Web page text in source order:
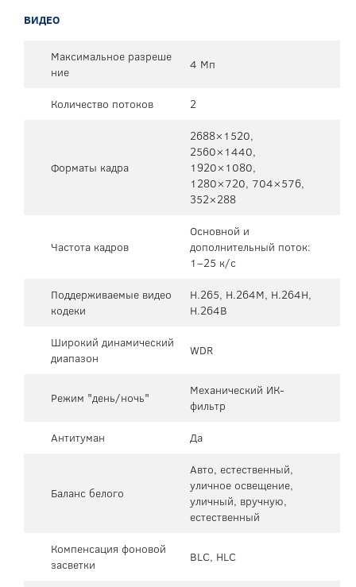
ВИДЕО
Максимальное разреше
ние
4 Мп
Количество потоков 2
Форматы кадра
2688×1520,
2560×1440,
1920×1080,
1280×720, 704×576,
352×288
Частота кадров
Основной и
дополнительный поток:
1–25 к/с
Поддерживаемые видео
кодеки
H.265, H.264M, H.264H,
H.264B
Широкий динамический
диапазон
WDR
Режим "день/ночь"
Механический ИК-
фильтр
Антитуман
Да
Баланс белого
Авто, естественный,
уличное освещение,
уличный, вручную,
естественный
Компенсация фоновой
засветки
BLC, HLC